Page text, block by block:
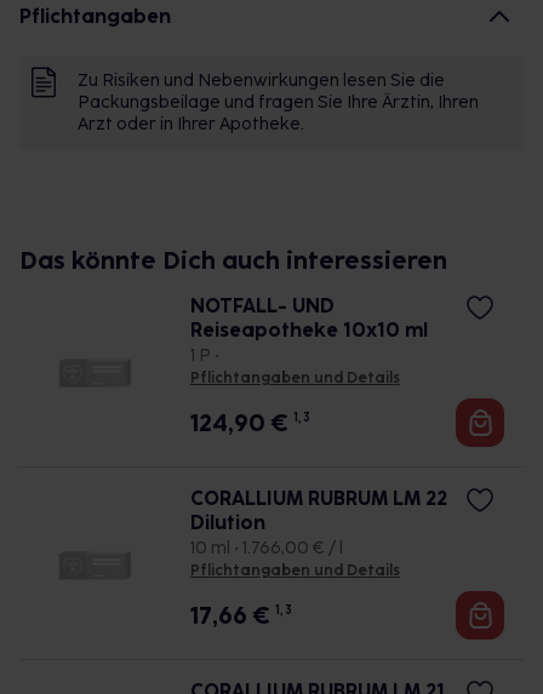
Pflichtangaben
Zu Risiken und Nebenwirkungen lesen Sie die
Packungsbeilage und fragen Sie Ihre Ärztin, Ihren
Arzt oder in Ihrer Apotheke.
Das könnte Dich auch interessieren
NOTFALL- UND
Reiseapotheke 10x10 ml
1 P •
Pflichtangaben und Details
124,90 € 1, 3
CORALLIUM RUBRUM LM 22
Dilution
10 ml • 1.766,00 € / l
Pflichtangaben und Details
17,66 € 1, 3